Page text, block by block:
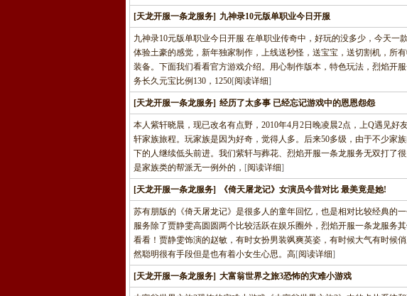
[天龙开服一条龙服务] 九神录10元版单职业今日开服
九神录10元版单职业今日开服 在单职业传奇中，好玩的没多少，今天一
体验土豪的感觉，新年独家制作，上线送秒怪，送宝宝，送切割机，所
装备。下面我们看看官方游戏介绍。用心制作版本，特色玩法，烈焰开
务长久元宝比例130，1250[阅读详细]
[天龙开服一条龙服务] 经历了太多事 已经忘记游戏中的恩恩怨怨
本人紫轩晓晨，现已改名有点野，2010年4月2日晚凌晨2点，上Q遇见
轩家族旅程。玩家族是因为好奇，觉得人多。后来50多级，由于不少家
下的人继续低头前进。我们紫轩与葬花、烈焰开服一条龙服务无双打了
是家族类的帮派无一例外的， [阅读详细]
[天龙开服一条龙服务] 《倚天屠龙记》女演员今昔对比 最美竟是她!
苏有朋版的《倚天屠龙记》是很多人的童年回忆，也是相对比较经典的
服务除了贾静雯高圆圆两个比较活跃在娱乐圈外，烈焰开服一条龙服务
看看！贾静雯饰演的赵敏，有时女扮男装飒爽英姿，有时候大气有时候
然聪明很有手段但是也有着小女生心思。高[阅读详细]
[天龙开服一条龙服务] 大富翁世界之旅3恐怖的灾难小游戏